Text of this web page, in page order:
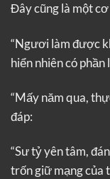
Đây cũng là một
“Ngươi làm được
hiển nhiên có phần
“Mấy năm qua,
đáp:
“Sư tỷ yên tâm,
trốn giữ mạng của